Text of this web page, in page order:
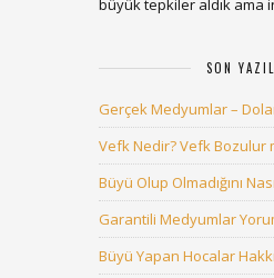
büyük tepkiler aldık ama
SON
Gerçek Medyumlar –
Vefk Nedir? Vefk Bozulur
Büyü Olup Olmadığını
Garantili Medyumlar
Büyü Yapan Hocalar